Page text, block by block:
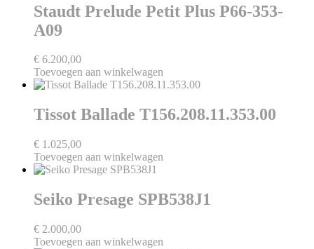
Staudt Prelude Petit Plus P66-353-
A09
€ 6.200,00
Toevoegen aan winkelwagen
Tissot Ballade T156.208.11.353.00
€ 1.025,00
Toevoegen aan winkelwagen
Seiko Presage SPB538J1
€ 2.000,00
Toevoegen aan winkelwagen